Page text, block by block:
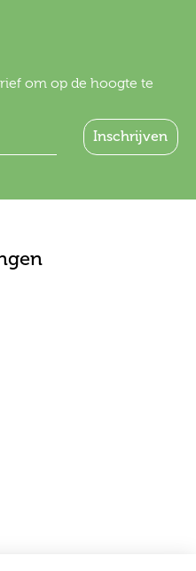
om op de hoogte te